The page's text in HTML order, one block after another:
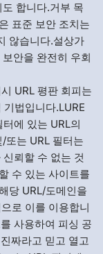
합니다.거부 목
표준 보안 조치는
않습니다.설상가
안을 완전히 우회
URL 평판 회피는
법입니다.LURE
에 있는 URL의
또는 URL 필터는
뢰할 수 없는 것
수 있는 사이트를
당 URL/도메인을
로 이를 이용합니
사용하여 피싱 공
짜라고 믿고 열고